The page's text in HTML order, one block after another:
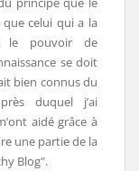
celui qui a la
le pouvoir de
se doit
bien connus du
duquel j’ai
aidé grâce à
une partie de la
Blog".